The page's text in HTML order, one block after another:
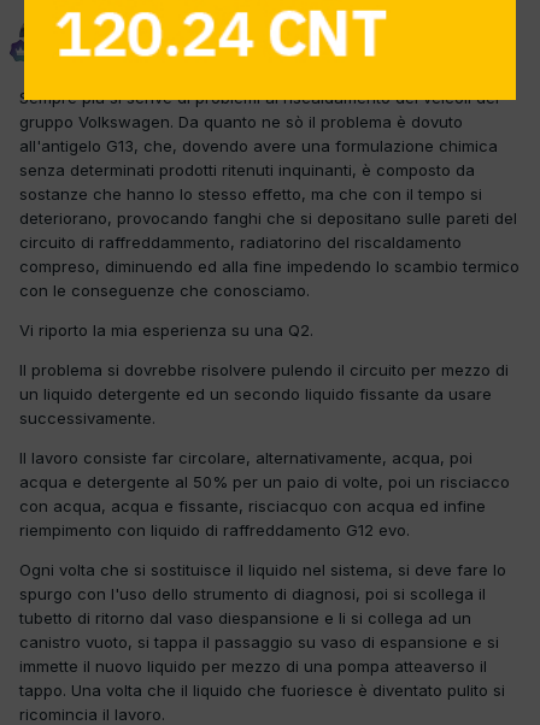
El mecanic
Inviato24 Gennaio 2024
Sempre più si scrive di problemi al riscaldamento dei veicoli del
gruppo Volkswagen. Da quanto ne sò il problema è dovuto
all'antigelo G13, che, dovendo avere una formulazione chimica
senza determinati prodotti ritenuti inquinanti, è composto da
sostanze che hanno lo stesso effetto, ma che con il tempo si
deteriorano, provocando fanghi che si depositano sulle pareti del
circuito di raffreddammento, radiatorino del riscaldamento
compreso, diminuendo ed alla fine impedendo lo scambio termico
con le conseguenze che conosciamo.
Vi riporto la mia esperienza su una Q2.
Il problema si dovrebbe risolvere pulendo il circuito per mezzo di
un liquido detergente ed un secondo liquido fissante da usare
successivamente.
Il lavoro consiste far circolare, alternativamente, acqua, poi
acqua e detergente al 50% per un paio di volte, poi un risciacco
con acqua, acqua e fissante, risciacquo con acqua ed infine
riempimento con liquido di raffreddamento G12 evo.
Ogni volta che si sostituisce il liquido nel sistema, si deve fare lo
spurgo con l'uso dello strumento di diagnosi, poi si scollega il
tubetto di ritorno dal vaso diespansione e li si collega ad un
canistro vuoto, si tappa il passaggio su vaso di espansione e si
immette il nuovo liquido per mezzo di una pompa atteaverso il
tappo. Una volta che il liquido che fuoriesce è diventato pulito si
ricomincia il lavoro.